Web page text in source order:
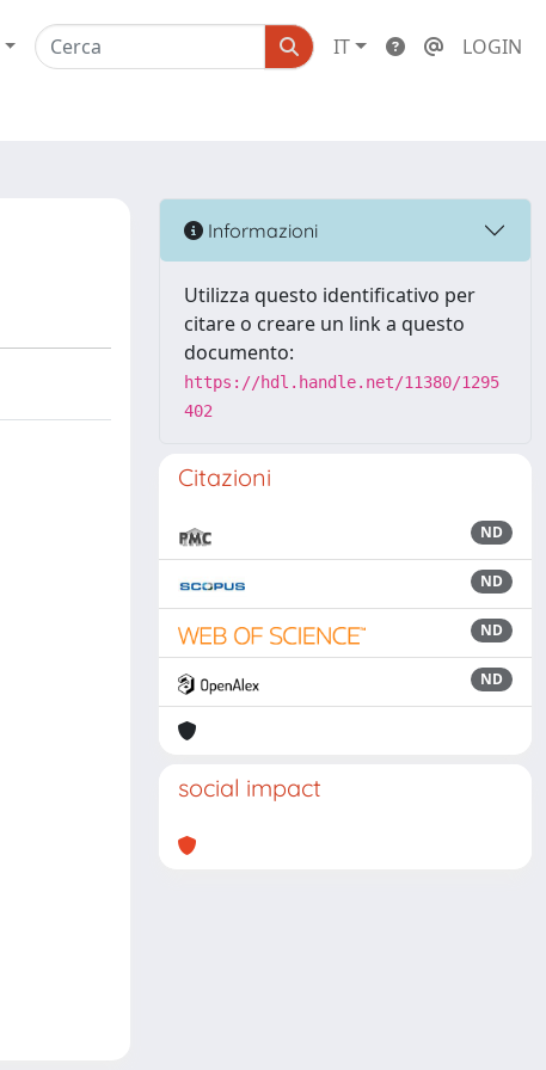
IT LOGIN
Informazioni
Utilizza questo identificativo per
citare o creare un link a questo
documento:
https://hdl.handle.net/11380/1295
402
Citazioni
ND
ND
ND
ND
social impact